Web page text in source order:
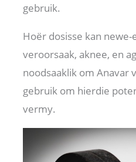
gebruik.
Hoër dosisse kan
veroorsaak, aknee, en
noodsaaklik om Anavar
gebruik om hierdie
vermy.